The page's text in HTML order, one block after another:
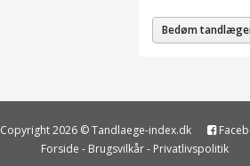
Bedøm
Copyright 2026 © Tandlaege-index.dk
Forside - Brugsvilkår- Privatlivspolitik